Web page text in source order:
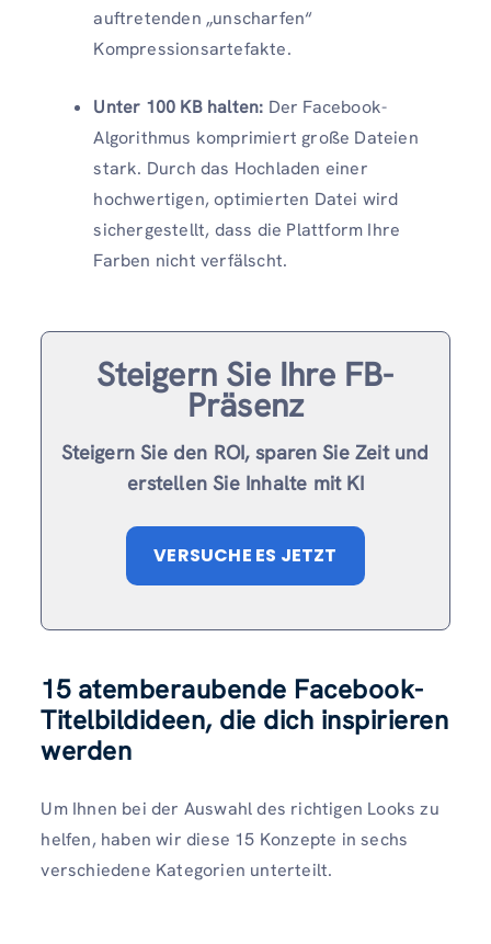
auftretenden „unscharfen“
Kompressionsartefakte.
Unter 100 KB halten: Der Facebook-
Algorithmus komprimiert große Dateien
stark. Durch das Hochladen einer
hochwertigen, optimierten Datei wird
sichergestellt, dass die Plattform Ihre
Farben nicht verfälscht.
Steigern Sie Ihre FB-
Präsenz
Steigern Sie den ROI, sparen Sie Zeit und
erstellen Sie Inhalte mit KI
VERSUCHE ES JETZT
15 atemberaubende Facebook-
Titelbildideen, die dich inspirieren
werden
Um Ihnen bei der Auswahl des richtigen Looks zu
helfen, haben wir diese 15 Konzepte in sechs
verschiedene Kategorien unterteilt.